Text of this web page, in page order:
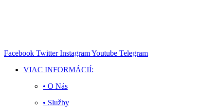
Facebook Twitter InstagramYoutube Telegram
VIAC INFORMÁCIÍ:
• O Nás
• Služby